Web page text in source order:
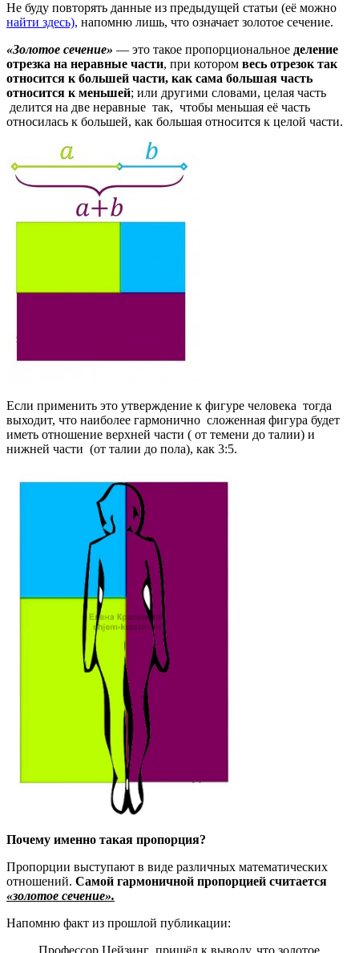
Не буду повторять данные из предыдущей статьи (её можно
найти здесь), напомню лишь, что означает золотое сечение.
«Золотое сечение» — это такое пропорциональное деление
отрезка на неравные части, при котором весь отрезок так
относится к большей части, как сама большая часть
относится к меньшей; или другими словами, целая часть
делится на две неравные так, чтобы меньшая её часть
относилась к большей, как большая относится к целой части.
Если применить это утверждение к фигуре человека тогда
выходит, что наиболее гармонично сложенная фигура будет
иметь отношение верхней части ( от темени до талии) и
нижней части (от талии до пола), как 3:5.
Почему именно такая пропорция?
Пропорции выступают в виде различных математических
отношений. Самой гармоничной пропорцией считается
«золотое сечение».
Напомню факт из прошлой публикации: